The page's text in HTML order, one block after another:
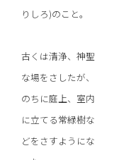
りしろ)のこと。
古くは清浄、神聖
な場をさしたが、
のちに庭上、室内
に立てる常緑樹な
どをさすようにな